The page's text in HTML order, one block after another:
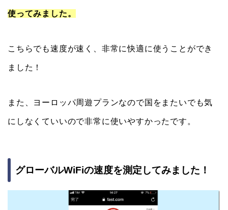
使ってみました。
こちらでも速度が速く、非常に快適に使うことができ
ました！
また、ヨーロッパ周遊プランなので国をまたいでも気
にしなくていいので非常に使いやすかったです。
グローバルWiFiの速度を測定してみました！